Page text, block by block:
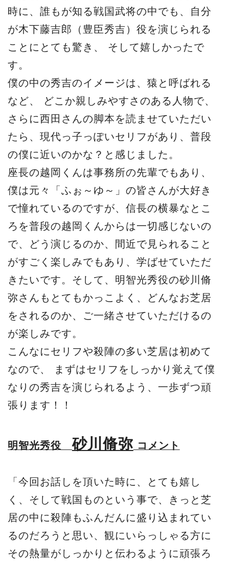
時に、誰もが知る戦国武将の中でも、自分
が木下藤吉郎（豊臣秀吉）役を演じられる
ことにとても驚き、 そして嬉しかったで
す。
僕の中の秀吉のイメージは、猿と呼ばれる
など、 どこか親しみやすさのある人物で、
さらに西田さんの脚本を読ませていただい
たら、現代っ子っぽいセリフがあり、普段
の僕に近いのかな？と感じました。
座長の越岡くんは事務所の先輩でもあり、
僕は元々「ふぉ～ゆ～」の皆さんが大好き
で憧れているのですが、信長の横暴なとこ
ろを普段の越岡くんからは一切感じないの
で、どう演じるのか、間近で見られること
がすごく楽しみでもあり、学ばせていただ
きたいです。そして、明智光秀役の砂川脩
弥さんもとてもかっこよく、どんなお芝居
をされるのか、ご一緒させていただけるの
が楽しみです。
こんなにセリフや殺陣の多い芝居は初めて
なので、 まずはセリフをしっかり覚えて僕
なりの秀吉を演じられるよう、一歩ずつ頑
張ります！！
明智光秀役砂川脩弥 コメント
「今回お話しを頂いた時に、とても嬉し
く、そして戦国ものという事で、きっと芝
居の中に殺陣もふんだんに盛り込まれてい
るのだろうと思い、観にいらっしゃる方に
その熱量がしっかりと伝わるように頑張ろ